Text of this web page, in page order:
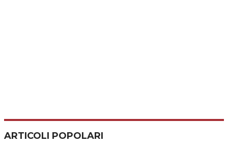
ARTICOLI POPOLARI